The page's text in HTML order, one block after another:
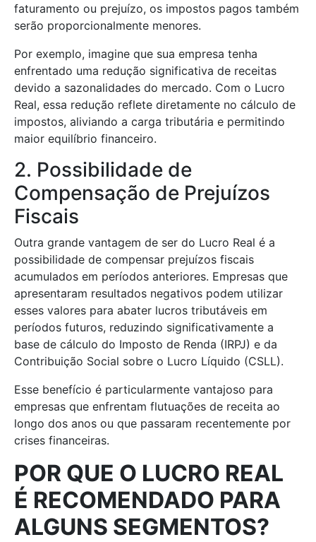
faturamento ou prejuízo, os impostos pagos também
serão proporcionalmente menores.
Por exemplo, imagine que sua empresa tenha
enfrentado uma redução significativa de receitas
devido a sazonalidades do mercado. Com o Lucro
Real, essa redução reflete diretamente no cálculo de
impostos, aliviando a carga tributária e permitindo
maior equilíbrio financeiro.
2. Possibilidade de
Compensação de Prejuízos
Fiscais
Outra grande vantagem de ser do Lucro Real é a
possibilidade de compensar prejuízos fiscais
acumulados em períodos anteriores. Empresas que
apresentaram resultados negativos podem utilizar
esses valores para abater lucros tributáveis em
períodos futuros, reduzindo significativamente a
base de cálculo do Imposto de Renda (IRPJ) e da
Contribuição Social sobre o Lucro Líquido (CSLL).
Esse benefício é particularmente vantajoso para
empresas que enfrentam flutuações de receita ao
longo dos anos ou que passaram recentemente por
crises financeiras.
POR QUE O LUCRO REAL
É RECOMENDADO PARA
ALGUNS SEGMENTOS?